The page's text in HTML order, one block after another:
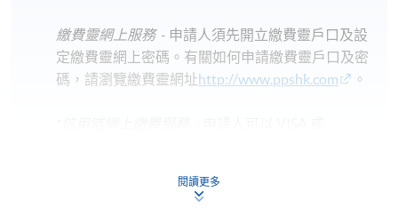
繳費靈網上服務- 申請人須先開立繳費靈戶口及設
定繳費靈網上密碼。有關如何申請繳費靈戶口及密
碼，請瀏覽繳費靈網址 http://www.ppshk.com 。
閱讀更多